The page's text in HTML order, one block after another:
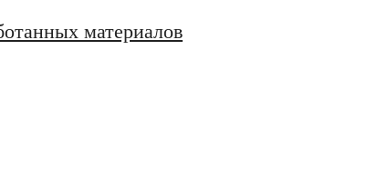
материалов